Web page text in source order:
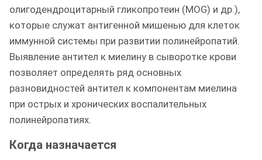
олигодендроцитарный гликопротеин (MOG) и др.),
которые служат антигенной мишенью для клеток
иммунной системы при развитии полинейропатий.
Выявление антител к миелину в сыворотке крови
позволяет определять ряд основных
разновидностей антител к компонентам миелина
при острых и хронических воспалительных
полинейропатиях.
Когда назначается